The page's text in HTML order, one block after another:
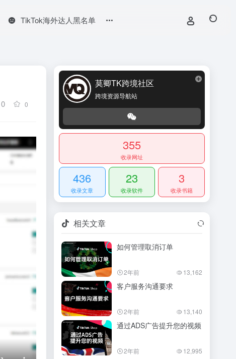
TikTok海外达人黑名单
0 0
莫卿TK跨境社区
跨境资源导航站
355
收录网址
436
收录文章
23
收录软件
3
收录书籍
相关文章
如何管理取消订单
2年前 13,162
客户服务沟通要求
2年前 13,140
通过ADS广告提升您的视频
2年前 12,995